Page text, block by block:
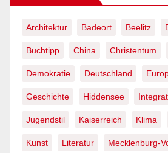
Architektur Badeort Beelitz
Buchtipp China Christentum
Demokratie Deutschland
Geschichte Hiddensee
Jugendstil Kaiserreich Klima
Kunst Literatur Mecklenburg-